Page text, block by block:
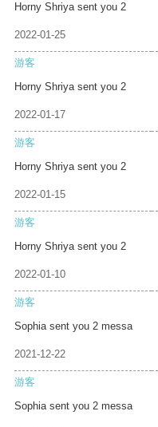
Horny Shriya sent you 2
2022-01-25
游客
Horny Shriya sent you 2
2022-01-17
游客
Horny Shriya sent you 2
2022-01-15
游客
Horny Shriya sent you 2
2022-01-10
游客
Sophia sent you 2 messa
2021-12-22
游客
Sophia sent you 2 messa